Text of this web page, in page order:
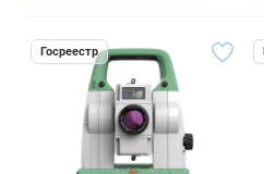
Госреестр